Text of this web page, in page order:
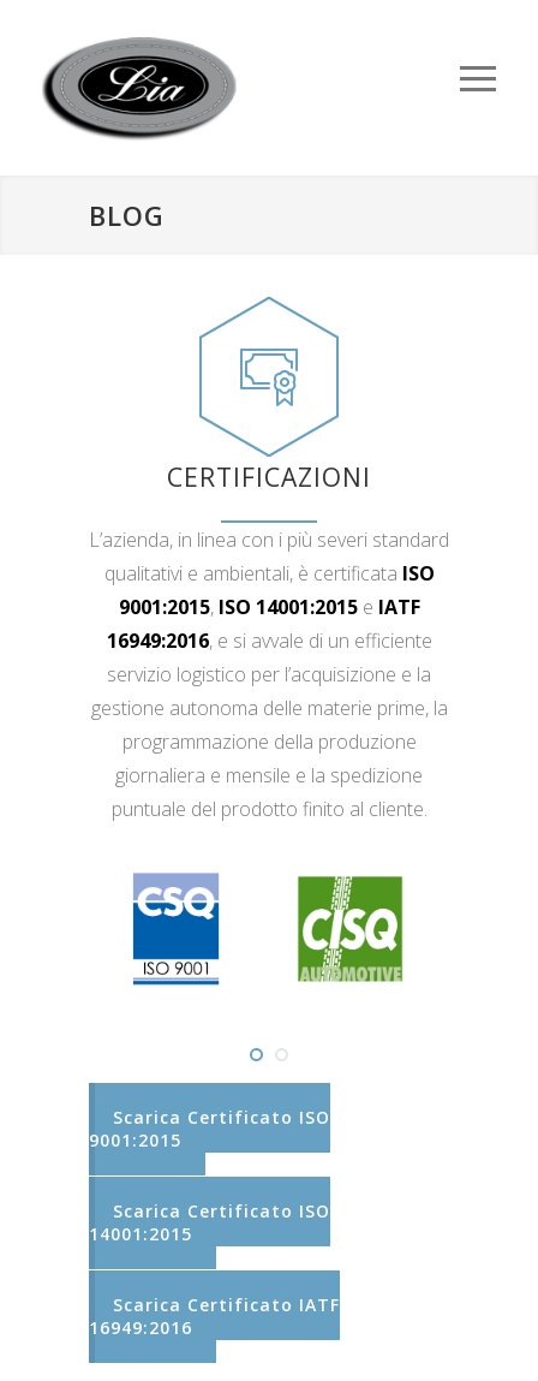
BLOG
CERTIFICAZIONI
L’azienda, in linea con i più severi standard
qualitativi e ambientali, è certificata ISO
9001:2015, ISO 14001:2015e IATF
16949:2016, e si avvale di un efficiente
servizio logistico per l’acquisizione e la
gestione autonoma delle materie prime, la
programmazione della produzione
giornaliera e mensile e la spedizione
puntuale del prodotto finito al cliente.
Scarica Certificato ISO
9001:2015
Scarica Certificato ISO
14001:2015
Scarica Certificato IATF
16949:2016